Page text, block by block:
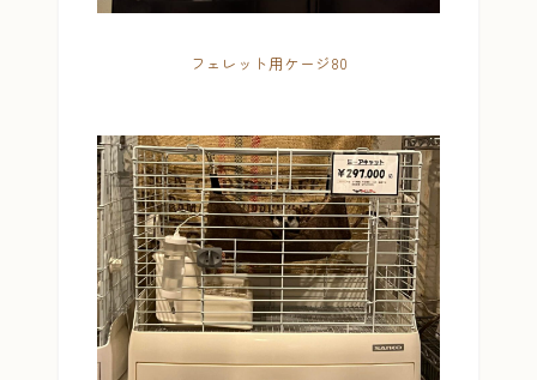
フェレット用ケージ80